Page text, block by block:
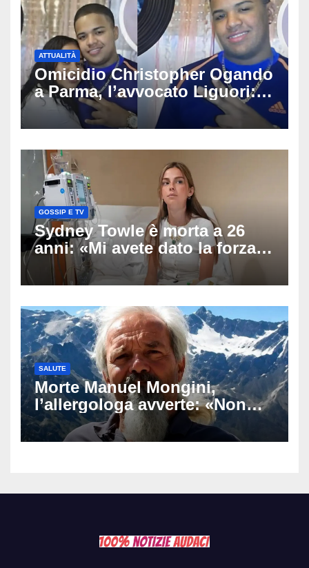
ATTUALITÀ
Omicidio Christopher Ogando
a Parma, l’avvocato Liguori:
«Ogni elemento va
approfondito fino in fondo»,
investigatori
GOSSIP E TV
Sydney Towle è morta a 26
anni: «Mi avete dato la forza
di andare avanti», l’ultimo
messaggio dell’influencer
SALUTE
Morte Manuel Mongini,
l’allergologa avverte: «Non
aspettate di sapere se siete
allergici»